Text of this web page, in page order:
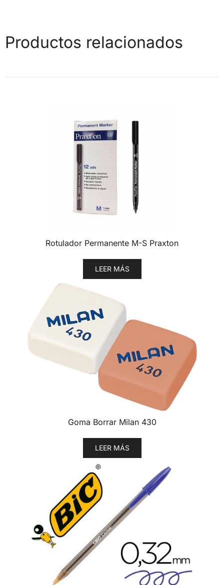
Productos relacionados
Rotulador Permanente M-S Praxton
LEER MÁS
Goma Borrar Milan 430
LEER MÁS